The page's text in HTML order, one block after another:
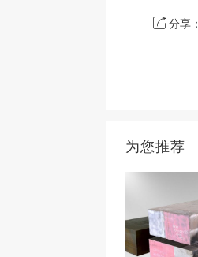
分享：
为您推荐